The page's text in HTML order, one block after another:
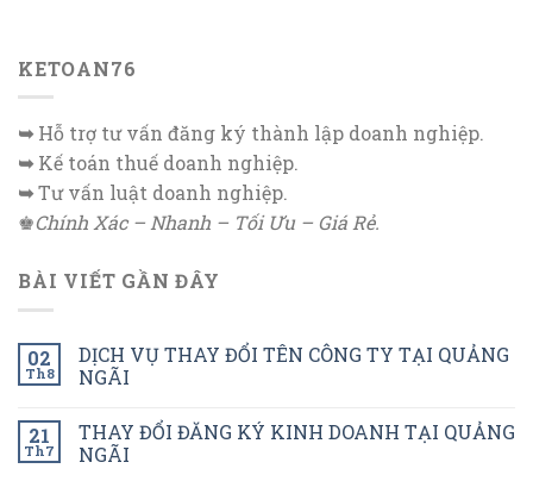
KETOAN76
➥Hỗ trợ tư vấn đăng ký thành lập doanh nghiệp.
➥Kế toán thuế doanh nghiệp.
➥Tư vấn luật doanh nghiệp.
♚Chính Xác – Nhanh – Tối Ưu – Giá Rẻ.
BÀI VIẾT GẦN ĐÂY
02
Th8
DỊCH VỤ THAY ĐỔI TÊN CÔNG TY TẠI QUẢNG
NGÃI
21
Th7
THAY ĐỔI ĐĂNG KÝ KINH DOANH TẠI QUẢNG
NGÃI